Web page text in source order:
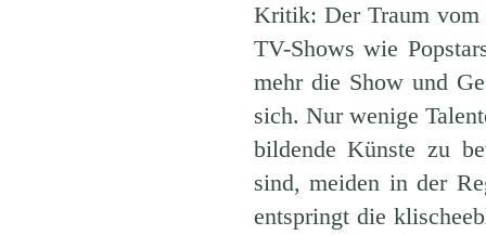
Kritik: Der Traum vom
TV-Shows wie
mehr die Show und
sich. Nur wenige
bildende Künste zu
sind, meiden in der
entspringt die